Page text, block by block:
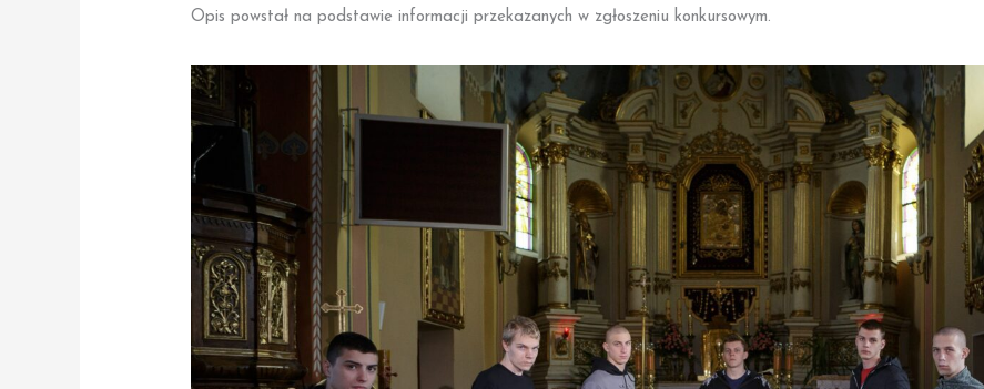
Opis powstał na podstawie informacji przekazanych w zgłoszeniu konkursowym.